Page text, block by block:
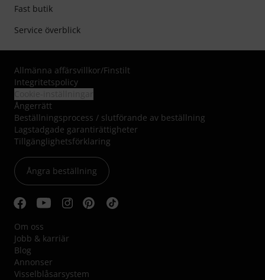
Fast butik
Service överblick
Allmänna affärsvillkor/Finstilt
Integritetspolicy
Ångerrätt
Beställningsprocess / slutförande av beställning
Lagstadgade garantirättigheter
Tillgänglighetsförklaring
Ångra beställning
Om oss
Jobb & karriär
Blog
Annonser
Visselblåsarsystem